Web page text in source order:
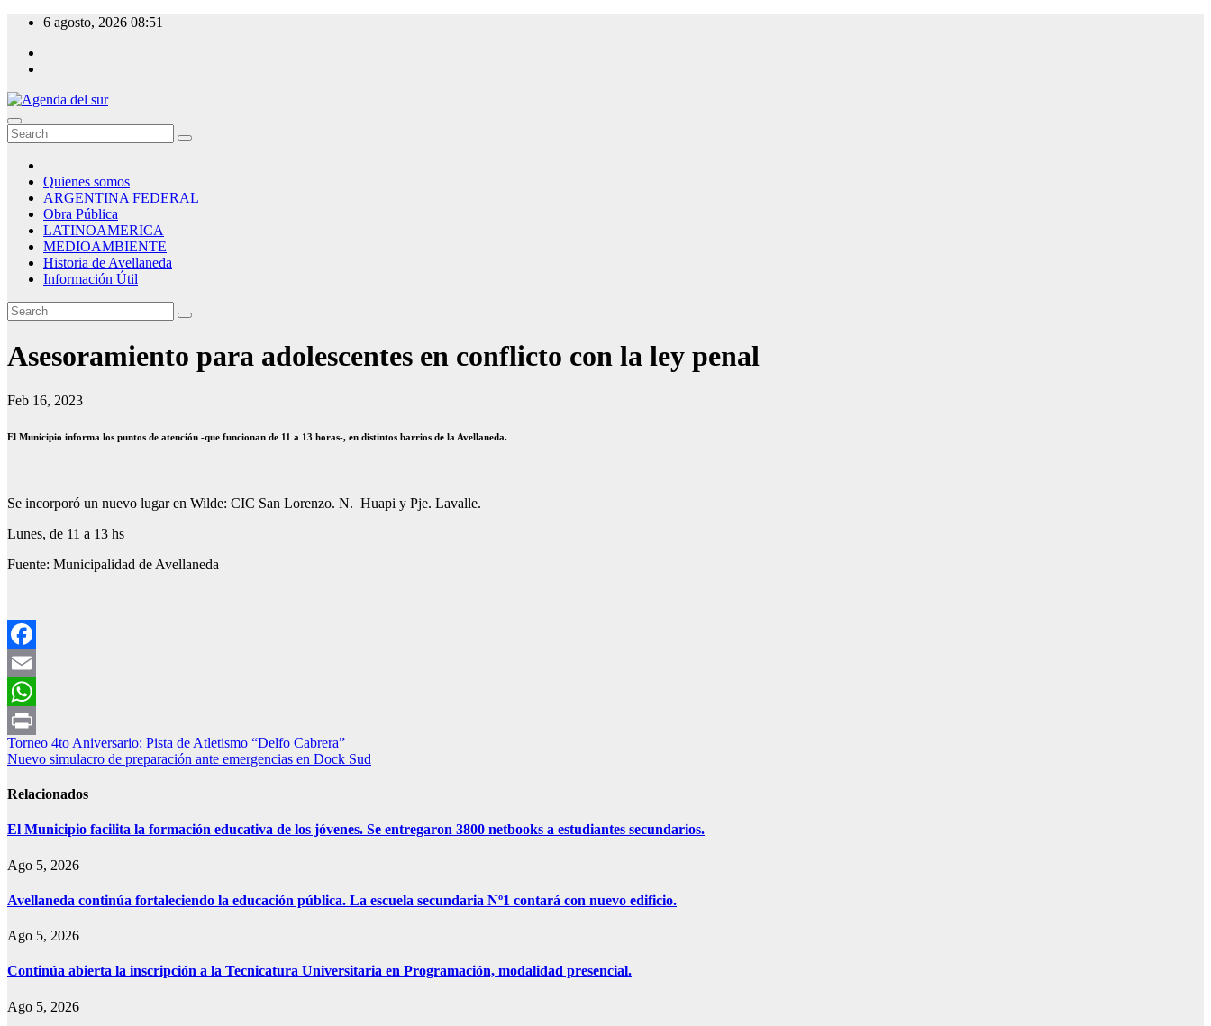
Skip
content
6 agosto, 2026 08:51
Agenda del sur
Quienes somos
ARGENTINA FEDERAL
Obra Pública
LATINOAMERICA
MEDIOAMBIENTE
Historia de Avellaneda
Información Útil
Asesoramiento para adolescentes en conflicto con la ley penal
Feb 16, 2023
El Municipio informa los puntos de atención -que funcionan de 11 a 13 horas-, en distintos barrios de la Avellaneda.
Se incorporó un nuevo lugar en Wilde: CIC San Lorenzo. N. Huapi y Pje. Lavalle.
Lunes, de 11 a 13 hs
Fuente: Municipalidad de Avellaneda
Facebook
Email
WhatsApp
Print
Navegación
de
entradas
Torneo 4to Aniversario: Pista de Atletismo “Delfo Cabrera”
Nuevo simulacro de preparación ante emergencias en Dock Sud
Relacionados
El Municipio facilita la formación educativa de los jóvenes. Se entregaron 3800 netbooks a estudiantes secundarios.
Ago 5, 2026
Avellaneda continúa fortaleciendo la educación pública. La escuela secundaria Nº1 contará con nuevo edificio.
Ago 5, 2026
Continúa abierta la inscripción a la Tecnicatura Universitaria en Programación, modalidad presencial.
Ago 5, 2026